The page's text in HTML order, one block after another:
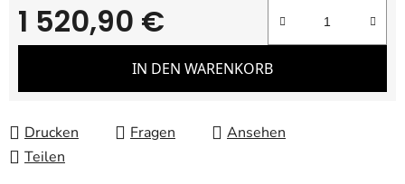
1 520,90 €
Verkaufspreis:
IN DEN WARENKORB
Drucken Fragen
Ansehen
Teilen